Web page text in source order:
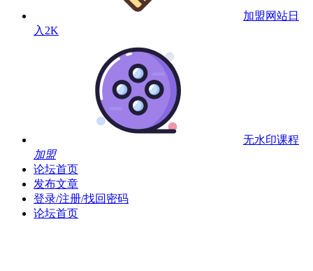
加盟网站日
入2K
无水印课程
加盟
论坛首页
发布文章
登录/注册/找回密码
论坛首页